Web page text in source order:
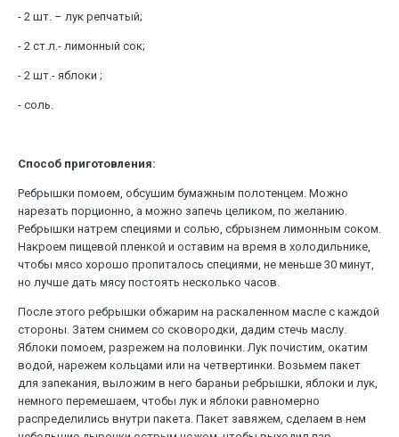
- 2 шт. – лук репчатый;
- 2 ст.л.- лимонный сок;
- 2 шт.- яблоки ;
- соль.
Способ приготовления:
Ребрышки помоем, обсушим бумажным полотенцем. Можно
нарезать порционно, а можно запечь целиком, по желанию.
Ребрышки натрем специями и солью, сбрызнем лимонным соком.
Накроем пищевой пленкой и оставим на время в холодильнике,
чтобы мясо хорошо пропиталось специями, не меньше 30 минут,
но лучше дать мясу постоять несколько часов.
После этого ребрышки обжарим на раскаленном масле с каждой
стороны. Затем снимем со сковородки, дадим стечь маслу.
Яблоки помоем, разрежем на половинки. Лук почистим, окатим
водой, нарежем кольцами или на четвертинки. Возьмем пакет
для запекания, выложим в него бараньи ребрышки, яблоки и лук,
немного перемешаем, чтобы лук и яблоки равномерно
распределились внутри пакета. Пакет завяжем, сделаем в нем